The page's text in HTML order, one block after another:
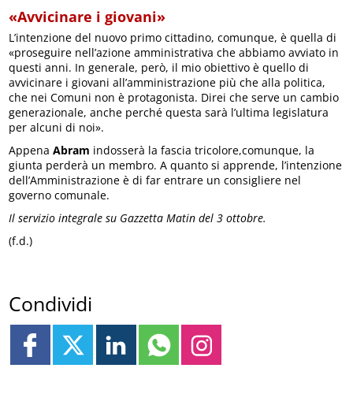
«Avvicinare i giovani»
L’intenzione del nuovo primo cittadino, comunque, è quella di
«proseguire nell’azione amministrativa che abbiamo avviato in
questi anni. In generale, però, il mio obiettivo è quello di
avvicinare i giovani all’amministrazione più che alla politica,
che nei Comuni non è protagonista. Direi che serve un cambio
generazionale, anche perché questa sarà l’ultima legislatura
per alcuni di noi».
Appena Abram indosserà la fascia tricolore,comunque, la
giunta perderà un membro. A quanto si apprende, l’intenzione
dell’Amministrazione è di far entrare un consigliere nel
governo comunale.
Il servizio integrale su Gazzetta Matin del 3 ottobre.
(f.d.)
Condividi